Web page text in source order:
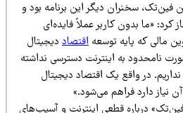
سخنران دیگر این برنامه بود و
بدون کاربر عملاً فایده‌ای
که پایه توسعهاقتصاددیجیتال
به اینترنت دسترسی نداشته
در واقع یک اقتصاد دیجیتال
دارد فراهم می‌شود.»
درباره قطعی اینترنت و آسیب‌های